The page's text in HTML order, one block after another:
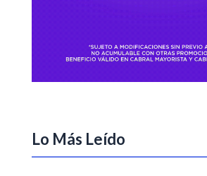
Lo Más Leído